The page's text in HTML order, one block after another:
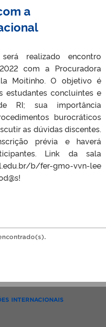
a
realizado encontro
com a Procuradora
Moitinho. O objetivo é
estudantes concluintes e
RI; sua importância
burocráticos
as dúvidas discentes.
prévia e haverá
Link da sala
b/fer-gmo-vvn-lee
INTERNACIONAIS